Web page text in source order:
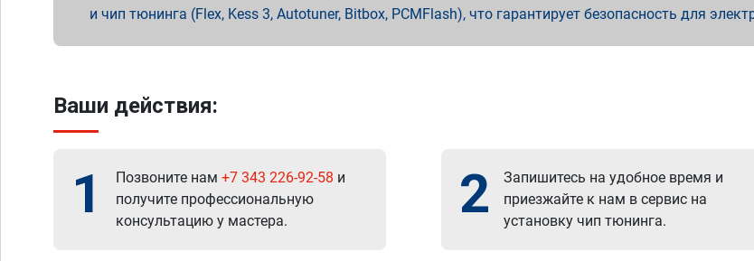
и чип тюнинга (Flex, Kess 3, Autotuner, Bitbox, PCMFlash), что гарантирует безопасность для
Ваши действия:
1 Позвоните нам +7 343 226-92-58 и
получите профессиональную
консультацию у мастера.
2
Запишитесь на удобное время и
приезжайте к нам в сервис на
установку чип тюнинга.